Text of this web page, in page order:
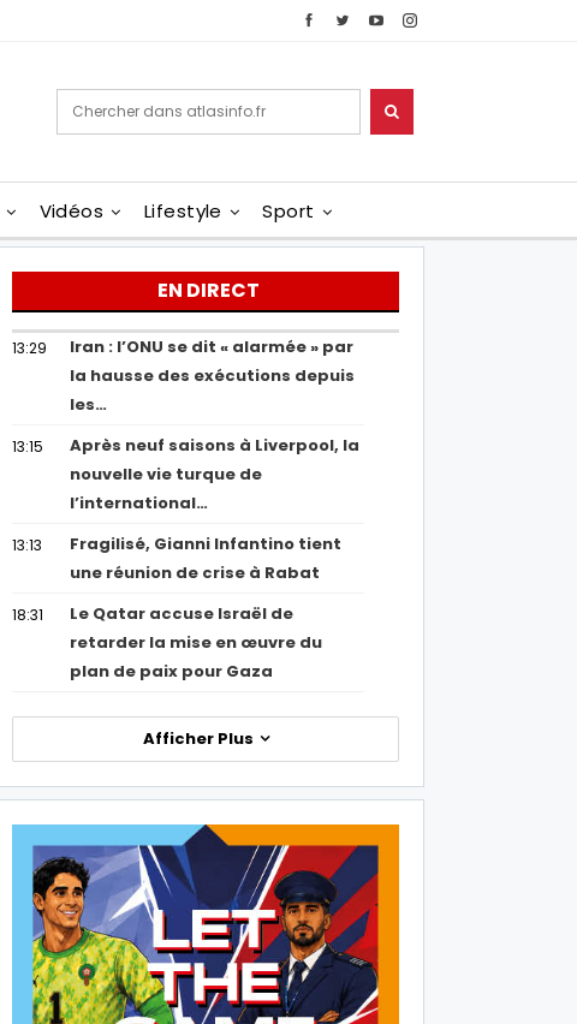
Vidéos Lifestyle Sport
EN DIRECT
13:29
Iran : l’ONU se dit « alarmée » par
la hausse des exécutions depuis
les…
13:15
Après neuf saisons à Liverpool, la
nouvelle vie turque de
l’international…
13:13
Fragilisé, Gianni Infantino tient
une réunion de crise à Rabat
18:31
Le Qatar accuse Israël de
retarder la mise en œuvre du
plan de paix pour Gaza
Afficher Plus